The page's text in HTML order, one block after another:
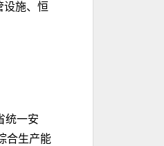
设施、恒
统一安
合生产能